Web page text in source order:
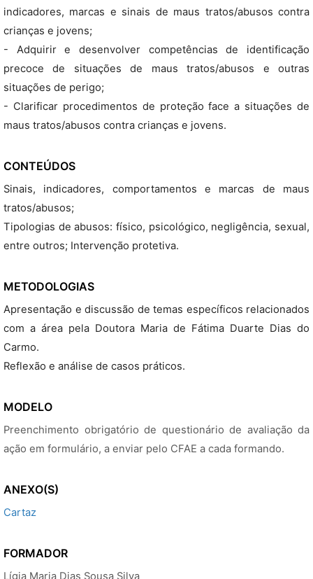
indicadores, marcas e sinais de maus tratos/abusos contra
crianças e jovens;
- Adquirir e desenvolver competências de identificação
precoce de situações de maus tratos/abusos e outras
situações de perigo;
- Clarificar procedimentos de proteção face a situações de
maus tratos/abusos contra crianças e jovens.
CONTEÚDOS
Sinais, indicadores, comportamentos e marcas de maus
tratos/abusos;
Tipologias de abusos: físico, psicológico, negligência, sexual,
entre outros; Intervenção protetiva.
METODOLOGIAS
Apresentação e discussão de temas específicos relacionados
com a área pela Doutora Maria de Fátima Duarte Dias do
Carmo.
Reflexão e análise de casos práticos.
MODELO
Preenchimento obrigatório de questionário de avaliação da
ação em formulário, a enviar pelo CFAE a cada formando.
ANEXO(S)
Cartaz
FORMADOR
Lígia Maria Dias Sousa Silva